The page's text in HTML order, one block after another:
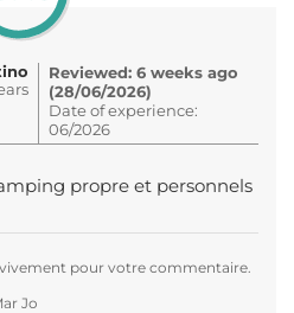
Reviewed: 6 weeks ago
(28/06/2026)
Date of experience:
06/2026
propre et personnels
pour votre commentaire.
Jo